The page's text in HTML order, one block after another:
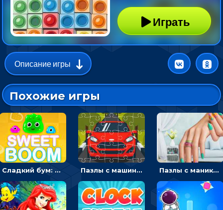
Играть
Описание игры
Похожие игры
Сладкий бум: тапнуть, чтобы взорвать желейки - головоломка Пазлы с машинами Форд: собирать картинки и открывать новые Пазлы с маникюром: собери идеальный рисунок для ногтей